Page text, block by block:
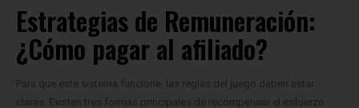
Estrategias de Remuneración:
¿Cómo pagar al afiliado?
Para que este sistema funcione, las reglas del juego deben estar
claras. Existen tres formas principales de recompensar el esfuerzo